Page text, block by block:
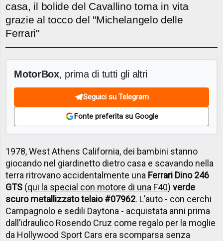
casa, il bolide del Cavallino torna in vita
grazie al tocco del "Michelangelo delle
Ferrari"
MotorBox, prima di tutti gli altri
Seguici su Telegram
Fonte preferita su Google
1978, West Athens California, dei bambini stanno
giocando nel giardinetto dietro casa e scavando nella
terra ritrovano accidentalmente una Ferrari Dino 246
GTS (qui la special con motore di una F40) verde
scuro metallizzato telaio #07962. L’auto - con cerchi
Campagnolo e sedili Daytona - acquistata anni prima
dall’idraulico Rosendo Cruz come regalo per la moglie
da Hollywood Sport Cars era scomparsa senza